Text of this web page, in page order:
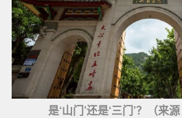
是‘山门’还是‘三门’？（来